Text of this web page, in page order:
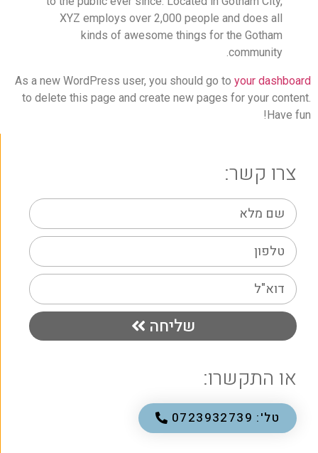
צרו קשר:
שליחה
או התקשרו:
טל': 0723932739
XYZ employs over 2,000 people and does all
kinds of awesome things for the Gotham
community.
As a new WordPress user, you should go to your dashboard
to delete this page and create new pages for your content.
Have fun!